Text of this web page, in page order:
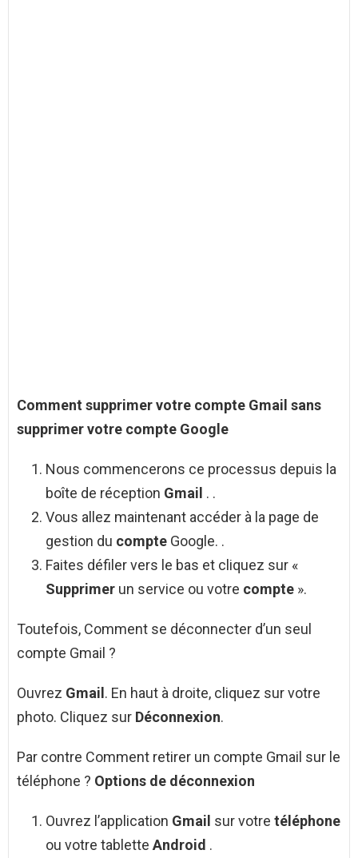
Comment supprimervotre compte Gmail sans
supprimervotre compte Google
Nous commencerons ce processus depuis la
boîte de réception Gmail . .
Vous allez maintenant accéder à la page de
gestion du compte Google. .
Faites défiler vers le bas et cliquez sur «
Supprimer un service ou votre compte ».
Toutefois, Comment se déconnecter d’un seul
compte Gmail ?
Ouvrez Gmail . En haut à droite, cliquez sur votre
photo. Cliquez sur Déconnexion.
Par contre Comment retirer un compte Gmail sur le
téléphone ? Options de déconnexion
Ouvrez l’application Gmail sur votre téléphone
ou votre tablette Android .